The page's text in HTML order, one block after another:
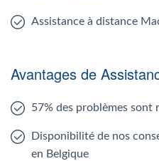
Assistance à distance
Avantages de
57% des problèmes sont
Disponibilité de nos
en Belgique